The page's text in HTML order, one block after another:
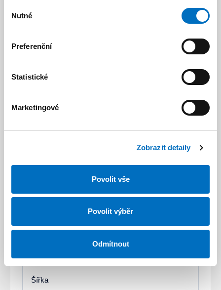
souhlasu
Nutné
Preferenční
Statistické
Marketingové
Zobrazit detaily
Povolit vše
Povolit výběr
Odmítnout
Kliknutím sem vyberte rozložení
Šířka